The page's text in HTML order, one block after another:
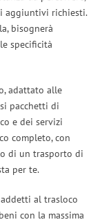
aggiuntivi richiesti.
bisognerà
specificità
adattato alle
pacchetti di
e dei servizi
completo, con
di un trasporto di
per te.
al trasloco
con la massima